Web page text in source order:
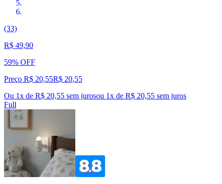
(33)
R$ 49,90
59% OFF
Preço R$ 20,55R$ 20,55
Ou 1x de R$ 20,55 sem jurosou 1x de R$ 20,55 sem juros
Full